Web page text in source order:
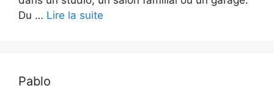
Du … Lire la suite
Pablo